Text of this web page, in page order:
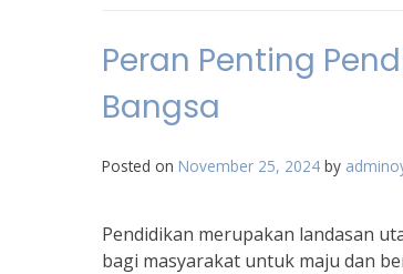
Peran Penting
Bangsa
Posted on November 25, 2024 by
Pendidikan merupakan landasan
bagi masyarakat untuk maju dan